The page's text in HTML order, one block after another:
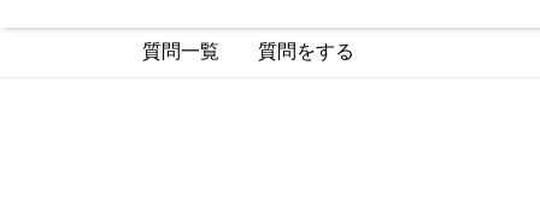
質問一覧 質問をする